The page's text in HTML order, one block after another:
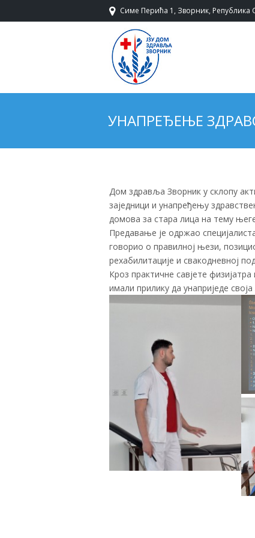
Симе Перића 1, Зворник, Република
УНАПРЕЂЕЊЕ
Дом здравља Зворник у склопу
заједници и унапређењу
домова за стара лица на тему
Предавање је одржао
говорио о правилној њези,
рехабилитације и свакодневној
Кроз практичне савјете
имали прилику да унаприједе